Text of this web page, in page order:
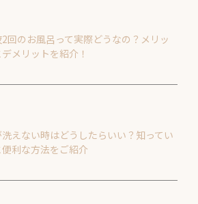
回のお風呂って実際どうなの？メリッ
デメリットを紹介！
洗えない時はどうしたらいい？知ってい
便利な方法をご紹介